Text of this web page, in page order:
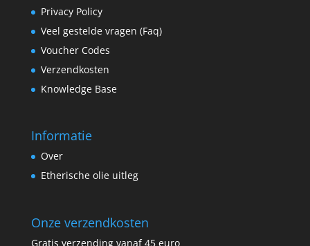
Privacy Policy
Veel gestelde vragen (Faq)
Voucher Codes
Verzendkosten
Knowledge Base
Informatie
Over
Etherische olie uitleg
Onze verzendkosten
Gratis verzending vanaf 45 euro